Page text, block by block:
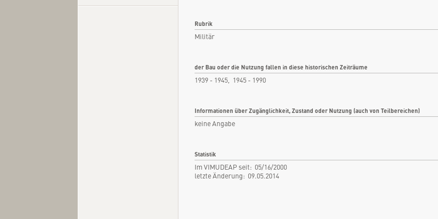
Rubrik
Militär
der Bau oder die Nutzung fallen in diese historischen Zeiträume
1939 - 1945, 1945 - 1990
Informationen über Zugänglichkeit, Zustand oder Nutzung (auch von Teilbereichen)
keine Angabe
Statistik
Im VIMUDEAP seit: 05/16/2000
letzte Änderung: 09.05.2014
Kommentare
Dokumente